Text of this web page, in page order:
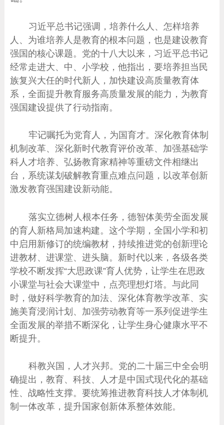
习近平总书记强调，培养什么人、怎样培养
人、为谁培养人是教育的根本问题，也是建设教育
强国的核心课题。党的十八大以来，习近平总书记
经常走进大、中、小学校，他指出，要培养担当民
族复兴大任的时代新人，加快建设高质量教育体
系，全面提升教育服务高质量发展的能力，为教育
强国建设提供了行动指南。
牢记嘱托为党育人，为国育才。深化教育体制
机制改革、深化新时代教育评价改革、加强基础学
科人才培养、弘扬教育家精神等重磅文件相继出
台，系统谋划破解教育重点难点问题，以改革创新
激发教育强国建设新动能。
落实立德树人根本任务，德智体美劳全面发展
的育人新格局加速构建。这个学期，全国小学和初
中启用新修订的统编教材，持续推进党的创新理论
进教材、进课堂、进头脑。新时代以来，各级各类
学校不断发挥“大思政课”育人优势，让学生在思政
小课堂与社会大课堂中，点亮理想灯塔。与此同
时，做好科学教育的加法、深化体育教学改革、实
施美育浸润计划、加强劳动教育等一系列促进学生
全面发展的举措不断深化，让学生身心健康水平不
断提升。
科教兴国，人才兴邦。党的二十届三中全会明
确提出，教育、科技、人才是中国式现代化的基础
性、战略性支撑。要统筹推进教育科技人才体制机
制一体改革，提升国家创新体系整体效能。